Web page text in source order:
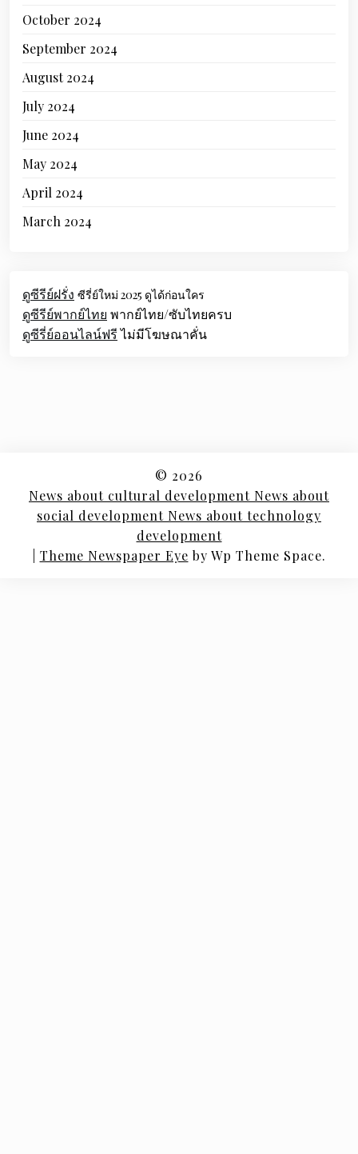
October 2024
September 2024
August 2024
July 2024
June 2024
May 2024
April 2024
March 2024
ดูซีรีย์ฝรั่ง ซีรี่ย์ใหม่ 2025 ดูได้ก่อนใคร
ดูซีรีย์พากย์ไทย พากย์ไทย/ซับไทยครบ
ดูซีรี่ย์ออนไลน์ฟรีไม่มีโฆษณาคั่น
© 2026
News about cultural development News about
social development News about technology
development
Theme Newspaper Eye by Wp Theme Space.